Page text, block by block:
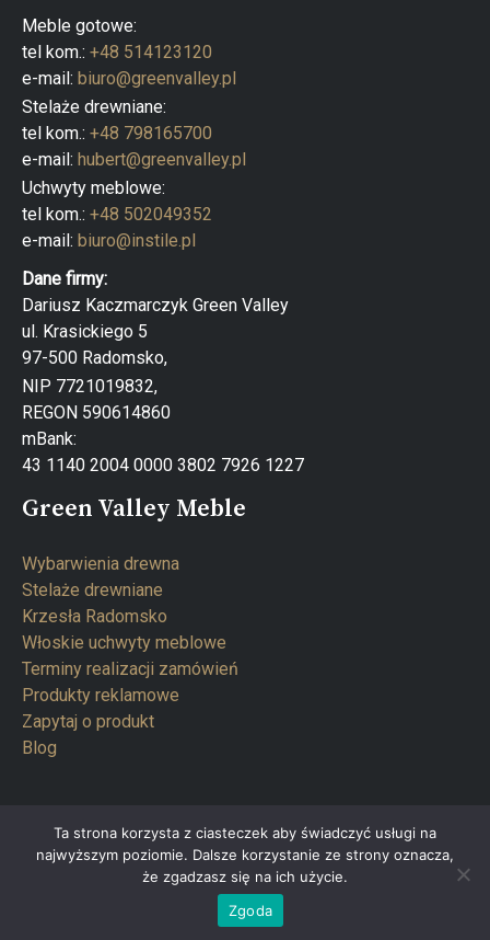
t
ó
w
Meble gotowe:
tel kom.: +48 514123120
e-mail: biuro@greenvalley.pl
Stelaże drewniane:
tel kom.: +48 798165700
e-mail: hubert@greenvalley.pl
Uchwyty meblowe:
tel kom.: +48 502049352
e-mail: biuro@instile.pl
Dane firmy:
Dariusz Kaczmarczyk Green Valley
ul. Krasickiego 5
97-500 Radomsko,
NIP 7721019832,
REGON 590614860
mBank:
43 1140 2004 0000 3802 7926 1227
Green Valley Meble
Wybarwienia drewna
Stelaże drewniane
Krzesła Radomsko
Włoskie uchwyty meblowe
Terminy realizacji zamówień
Produkty reklamowe
Zapytaj o produkt
Blog
Copyright © 2026 Green Valley Meble
Ta strona korzysta z ciasteczek aby świadczyć usługi na
najwyższym poziomie. Dalsze korzystanie ze strony oznacza,
że zgadzasz się na ich użycie.
Zgoda